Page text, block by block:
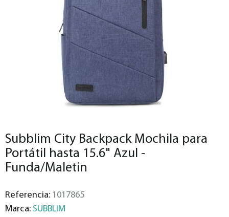
Subblim City Backpack Mochila para
Portátil hasta 15.6" Azul -
Funda/Maletin
Referencia: 1017865
Marca: SUBBLIM